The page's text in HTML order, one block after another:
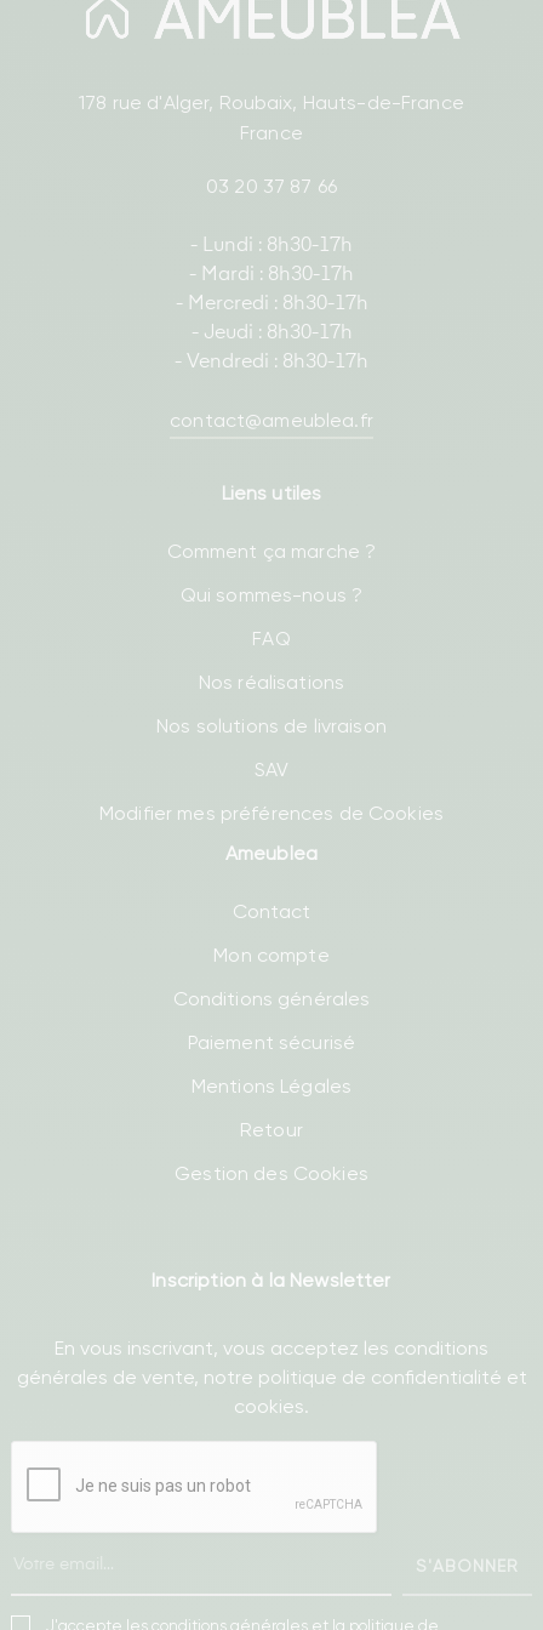
178 rue d'Alger, Roubaix, Hauts-de-France
France
03 20 37 87 66
- Lundi : 8h30-17h
- Mardi : 8h30-17h
- Mercredi : 8h30-17h
- Jeudi : 8h30-17h
- Vendredi : 8h30-17h
contact@ameublea.fr
Liens utiles
Comment ça marche ?
Qui sommes-nous ?
FAQ
Nos réalisations
Nos solutions de livraison
SAV
Modifier mes préférences de Cookies
Ameublea
Contact
Mon compte
Conditions générales
Paiement sécurisé
Mentions Légales
Retour
Gestion des Cookies
Inscription à la Newsletter
En vous inscrivant, vous acceptez les conditions
générales de vente, notre politique de confidentialité et
cookies.
S'ABONNER
J'accepte les conditions générales et la politique de